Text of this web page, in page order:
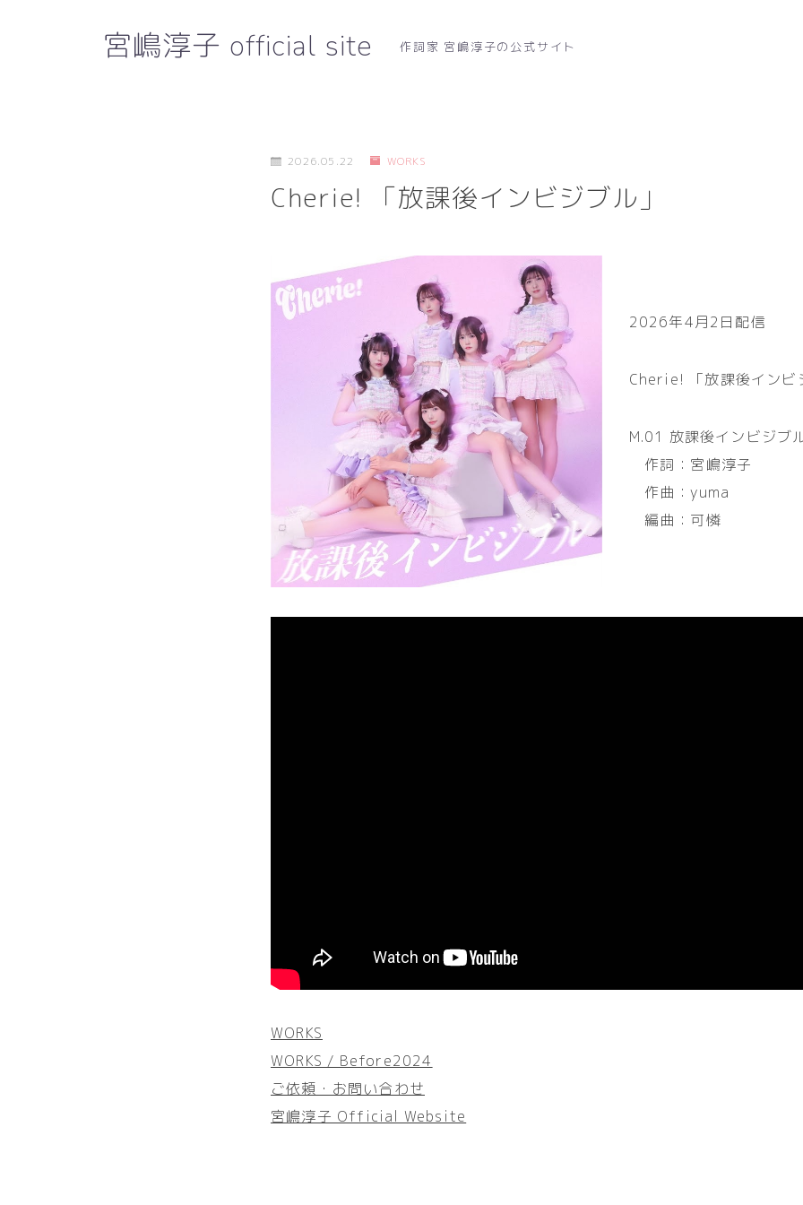
宮嶋淳子 official site 作詞家 宮嶋淳子の公式サイト
2026.05.22 WORKS
Cherie! 「放課後インビジブル」
2026年4月2日配信
Cherie! 「放課後インビ
M.01 放課後インビジブ
作詞：宮嶋淳子
作曲：yuma
編曲：可憐
WORKS
WORKS / Before2024
ご依頼・お問い合わせ
宮嶋淳子 Official Website